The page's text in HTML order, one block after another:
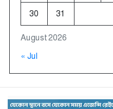
August 2026
30 31
« Jul